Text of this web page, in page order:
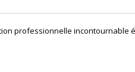
professionnelle incontournable